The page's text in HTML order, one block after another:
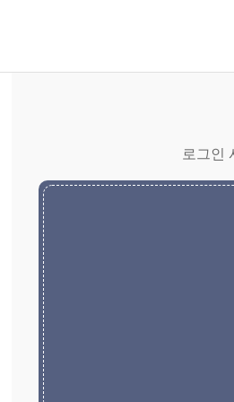
로그인